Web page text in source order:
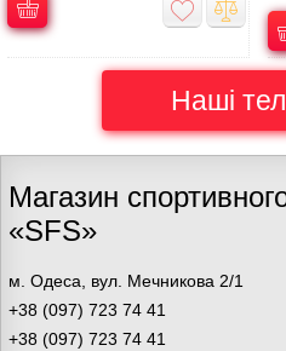
Наші
Магазин
«SFS»
м. Одеса, вул. Мечникова 2/1
+38 (097) 723 74 41
+38 (097) 723 74 41